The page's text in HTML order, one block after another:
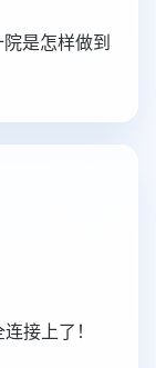
是怎样做到
接上了！